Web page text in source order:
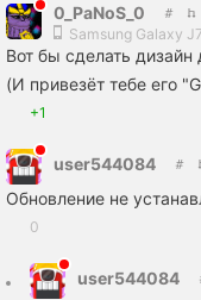
0_PaNoS_0
Samsung Galaxy
Вот бы сделать дизайн
(И привезёт тебе его
+1
user544084
Обновление не
0
user544084